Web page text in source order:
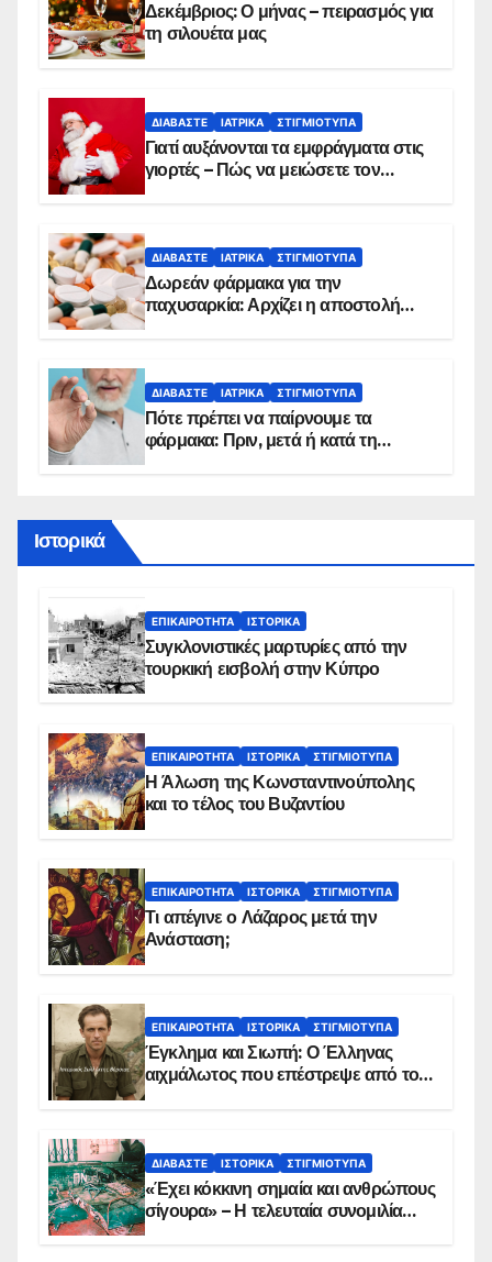
Δεκέμβριος: Ο μήνας – πειρασμός για
τη σιλουέτα μας
ΔΙΑΒΆΣΤΕ ΙΑΤΡΙΚΆ ΣΤΙΓΜΙΌΤΥΠΑ
Γιατί αυξάνονται τα εμφράγματα στις
γιορτές – Πώς να μειώσετε τον
ΔΙΑΒΆΣΤΕ ΙΑΤΡΙΚΆ ΣΤΙΓΜΙΌΤΥΠΑ
Δωρεάν φάρμακα για την
παχυσαρκία: Αρχίζει η αποστολή
ΔΙΑΒΆΣΤΕ ΙΑΤΡΙΚΆ ΣΤΙΓΜΙΌΤΥΠΑ
Πότε πρέπει να παίρνουμε τα
φάρμακα: Πριν, μετά ή κατά τη
Ιστορικά
ΕΠΙΚΑΙΡΌΤΗΤΑ ΙΣΤΟΡΙΚΆ
Συγκλονιστικές μαρτυρίες από την
τουρκική εισβολή στην Κύπρο
ΕΠΙΚΑΙΡΌΤΗΤΑ ΙΣΤΟΡΙΚΆ ΣΤΙΓΜΙΌΤΥΠΑ
Η Άλωση της Κωνσταντινούπολης
και το τέλος του Βυζαντίου
ΕΠΙΚΑΙΡΌΤΗΤΑ ΙΣΤΟΡΙΚΆ ΣΤΙΓΜΙΌΤΥΠΑ
Τι απέγινε ο Λάζαρος μετά την
Ανάσταση;
ΕΠΙΚΑΙΡΌΤΗΤΑ ΙΣΤΟΡΙΚΆ ΣΤΙΓΜΙΌΤΥΠΑ
Έγκλημα και Σιωπή: Ο Έλληνας
αιχμάλωτος που επέστρεψε από το
ΔΙΑΒΆΣΤΕ ΙΣΤΟΡΙΚΆ ΣΤΙΓΜΙΌΤΥΠΑ
«Έχει κόκκινη σημαία και ανθρώπους
σίγουρα» – Η τελευταία συνομιλία